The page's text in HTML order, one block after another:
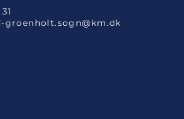
groenholt.sogn@km.dk